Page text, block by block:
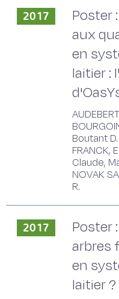
2017
Poster
aux
en
laitier :
Boutant D.
FRANCK,
Claude,
NOVAK
R.
2017
Poster
arbres
en
laitier ?